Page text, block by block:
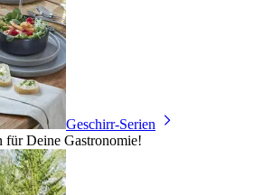
Geschirr-Serien
für Deine Gastronomie!